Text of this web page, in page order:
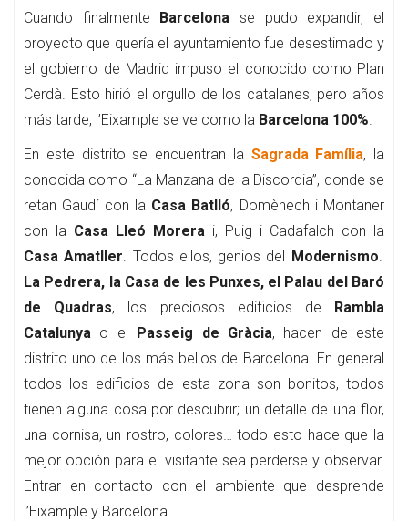
Cuando finalmente Barcelona se pudo expandir, el
proyecto que quería el ayuntamiento fue desestimado y
el gobierno de Madrid impuso el conocido como Plan
Cerdà. Esto hirió el orgullo de los catalanes, pero años
más tarde, l’Eixample se ve como la Barcelona 100%.
En este distrito se encuentran la Sagrada Família, la
conocida como “La Manzana de la Discordia”, donde se
retan Gaudí con la Casa Batlló, Domènech i Montaner
con la Casa Lleó Morera i, Puig i Cadafalch con la
Casa Amatller. Todos ellos, genios del Modernismo.
La Pedrera, la Casa de les Punxes, el Palau del Baró
de Quadras, los preciosos edificios de Rambla
Catalunya o el Passeig de Gràcia, hacen de este
distrito uno de los más bellos de Barcelona. En general
todos los edificios de esta zona son bonitos, todos
tienen alguna cosa por descubrir; un detalle de una flor,
una cornisa, un rostro, colores… todo esto hace que la
mejor opción para el visitante sea perderse y observar.
Entrar en contacto con el ambiente que desprende
l’Eixample y Barcelona.